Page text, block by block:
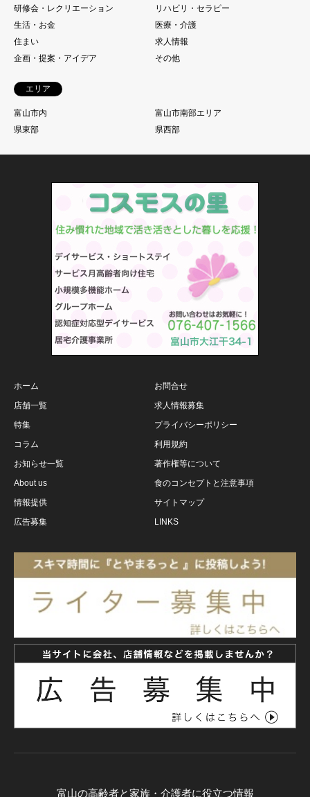
研修会・レクリエーション
リハビリ・セラピー
生活・お金
医療・介護
住まい
求人情報
企画・提案・アイデア
その他
エリア
富山市内
富山市南部エリア
県東部
県西部
ホーム
店舗一覧
特集
コラム
お知らせ一覧
About us
情報提供
広告募集
お問合せ
求人情報募集
プライバシーポリシー
利用規約
著作権等について
食のコンセプトと注意事項
サイトマップ
LINKS
富山の高齢者と家族・介護者に役立つ情報